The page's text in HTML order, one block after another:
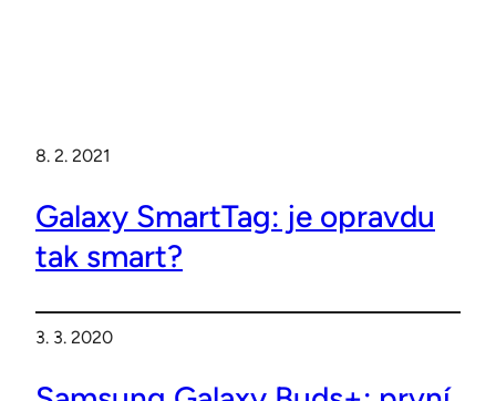
8. 2. 2021
Galaxy SmartTag: je opravdu
tak smart?
3. 3. 2020